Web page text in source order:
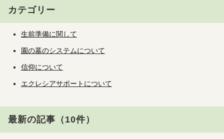
カテゴリー
生前準備に関して
園の墓のシステムについて
信仰について
エクレシアサポートについて
最新の記事（10件）